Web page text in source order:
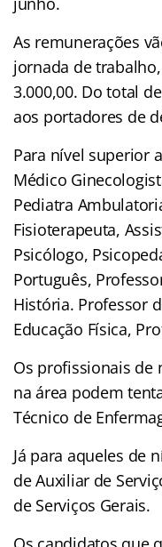
As remunerações
jornada de
3.000,00. Do total
aos portadores de
Para nível superior
Médico
Pediatra
Fisioterapeuta,
Psicólogo,
Português,
História. Professor
Educação Física,
Os profissionais de
na área podem
Técnico de
Já para aqueles de
de Auxiliar de
de Serviços Gerais.